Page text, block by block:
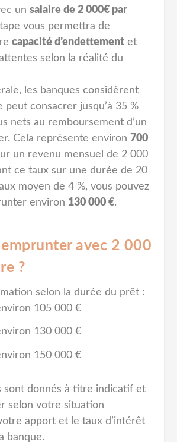
unsalaire de 2 000€ par
vous permettra de
capacité d’endettement et
selon la réalité du
les banques considèrent
peut consacrer jusqu’à 35 %
nets au remboursement d’un
Cela représente environ 700
un revenu mensuel de 2 000
ce taux sur une durée de 20
moyen de 4 %, vous pouvez
environ 130 000 €.
avec 2 000
?
selon la durée du prêt :
105 000 €
130 000 €
150 000 €
sont donnés à titre indicatif et
selon votre situation
apport et le taux d’intérêt
banque.